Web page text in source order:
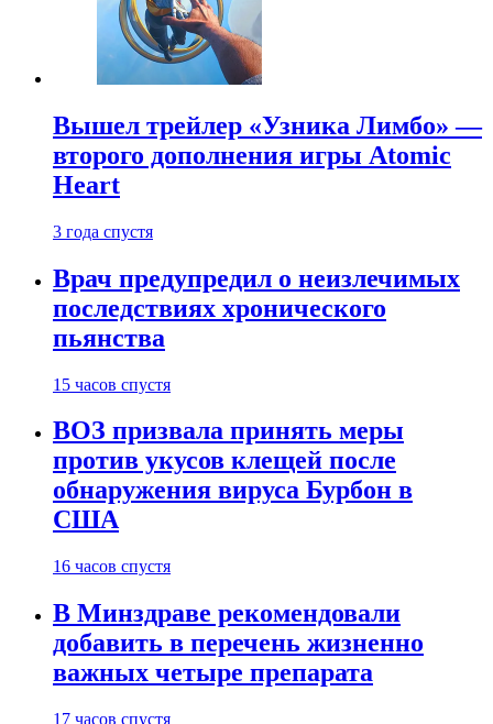
Вышел трейлер «Узника Лимбо» —
второго дополнения игры Atomic
Heart
3 года спустя
Врач предупредил о неизлечимых
последствиях хронического
пьянства
15 часов спустя
ВОЗ призвала принять меры
против укусов клещей после
обнаружения вируса Бурбон в
США
16 часов спустя
В Минздраве рекомендовали
добавить в перечень жизненно
важных четыре препарата
17 часов спустя